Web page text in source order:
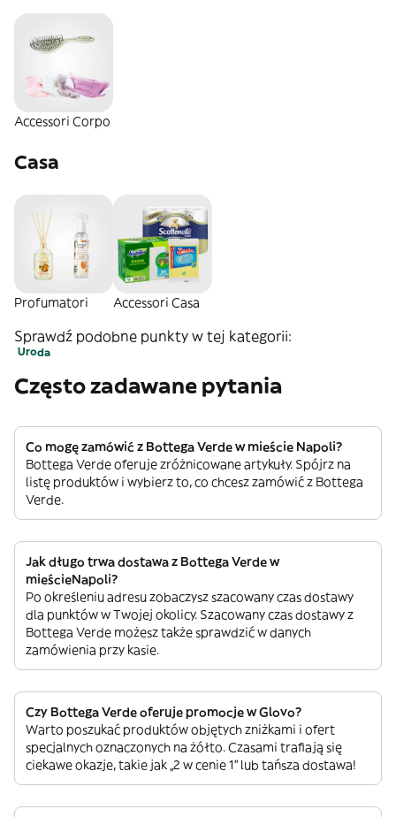
Accessori Corpo
Casa
Profumatori Accessori Casa
Sprawdź podobne punkty w tej kategorii:
Uroda
Często zadawane pytania
Co mogę zamówić z Bottega Verde w mieście Napoli?
Bottega Verde oferuje zróżnicowane artykuły. Spójrz na
listę produktów i wybierz to, co chcesz zamówić z Bottega
Verde.
Jak długo trwa dostawa z Bottega Verde w
mieścieNapoli?
Po określeniu adresu zobaczysz szacowany czas dostawy
dla punktów w Twojej okolicy. Szacowany czas dostawy z
Bottega Verde możesz także sprawdzić w danych
zamówienia przy kasie.
Czy Bottega Verde oferuje promocje w Glovo?
Warto poszukać produktów objętych zniżkami i ofert
specjalnych oznaczonych na żółto. Czasami trafiają się
ciekawe okazje, takie jak „2 w cenie 1” lub tańsza dostawa!